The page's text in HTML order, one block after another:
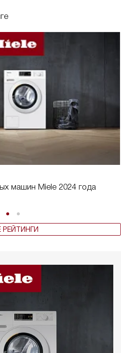
машин Miele 2024 года
РЕЙТИНГИ